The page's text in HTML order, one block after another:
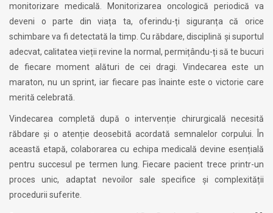
monitorizare medicală. Monitorizarea oncologică periodică va
deveni o parte din viața ta, oferindu-ți siguranța că orice
schimbare va fi detectată la timp. Cu răbdare, disciplină și suportul
adecvat, calitatea vieții revine la normal, permițându-ți să te bucuri
de fiecare moment alături de cei dragi. Vindecarea este un
maraton, nu un sprint, iar fiecare pas înainte este o victorie care
merită celebrată.
Vindecarea completă după o intervenție chirurgicală necesită
răbdare și o atenție deosebită acordată semnalelor corpului. În
această etapă, colaborarea cu echipa medicală devine esențială
pentru succesul pe termen lung. Fiecare pacient trece printr-un
proces unic, adaptat nevoilor sale specifice și complexității
procedurii suferite.